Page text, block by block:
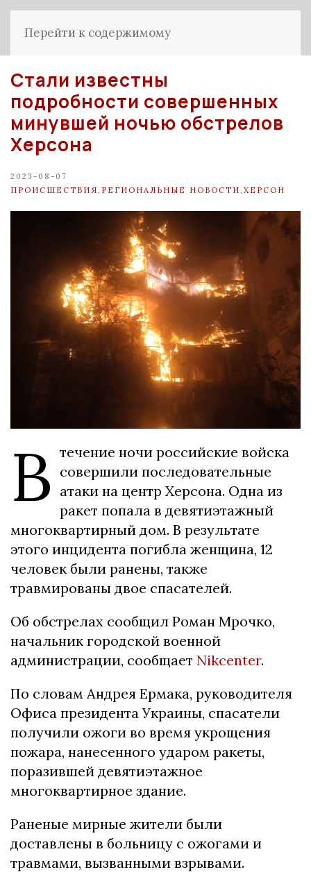
Перейти к содержимому
Стали известны
подробности совершенных
минувшей ночью обстрелов
Херсона
2023-08-07
ПРОИСШЕСТВИЯ РЕГИОНАЛЬНЫЕ НОВОСТИ ХЕРСОН
В течение ночи российские войска
совершили последовательные
атаки на центр Херсона. Одна из
ракет попала в девятиэтажный
многоквартирный дом. В результате
этого инцидента погибла женщина, 12
человек были ранены, также
травмированы двое спасателей.
Об обстрелах сообщил Роман Мрочко,
начальник городской военной
администрации, сообщает Nikcenter.
По словам Андрея Ермака, руководителя
Офиса президента Украины, спасатели
получили ожоги во время укрощения
пожара, нанесенного ударом ракеты,
поразившей девятиэтажное
многоквартирное здание.
Раненые мирные жители были
доставлены в больницу с ожогами и
травмами, вызванными взрывами.